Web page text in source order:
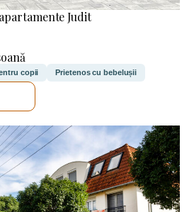
Judit
copii Prietenos cu bebelușii